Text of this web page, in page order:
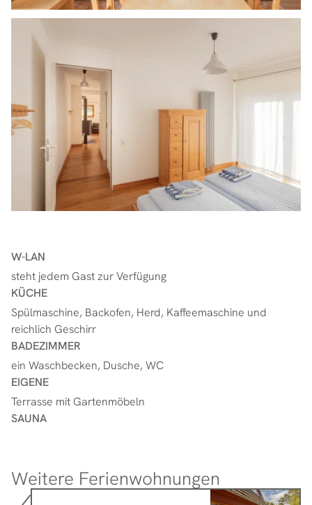
W-LAN
steht jedem Gast zur Verfügung
KÜCHE
Spülmaschine, Backofen, Herd, Kaffeemaschine und
reichlich Geschirr
BADEZIMMER
ein Waschbecken, Dusche, WC
EIGENE
Terrasse mit Gartenmöbeln
SAUNA
Weitere Ferienwohnungen